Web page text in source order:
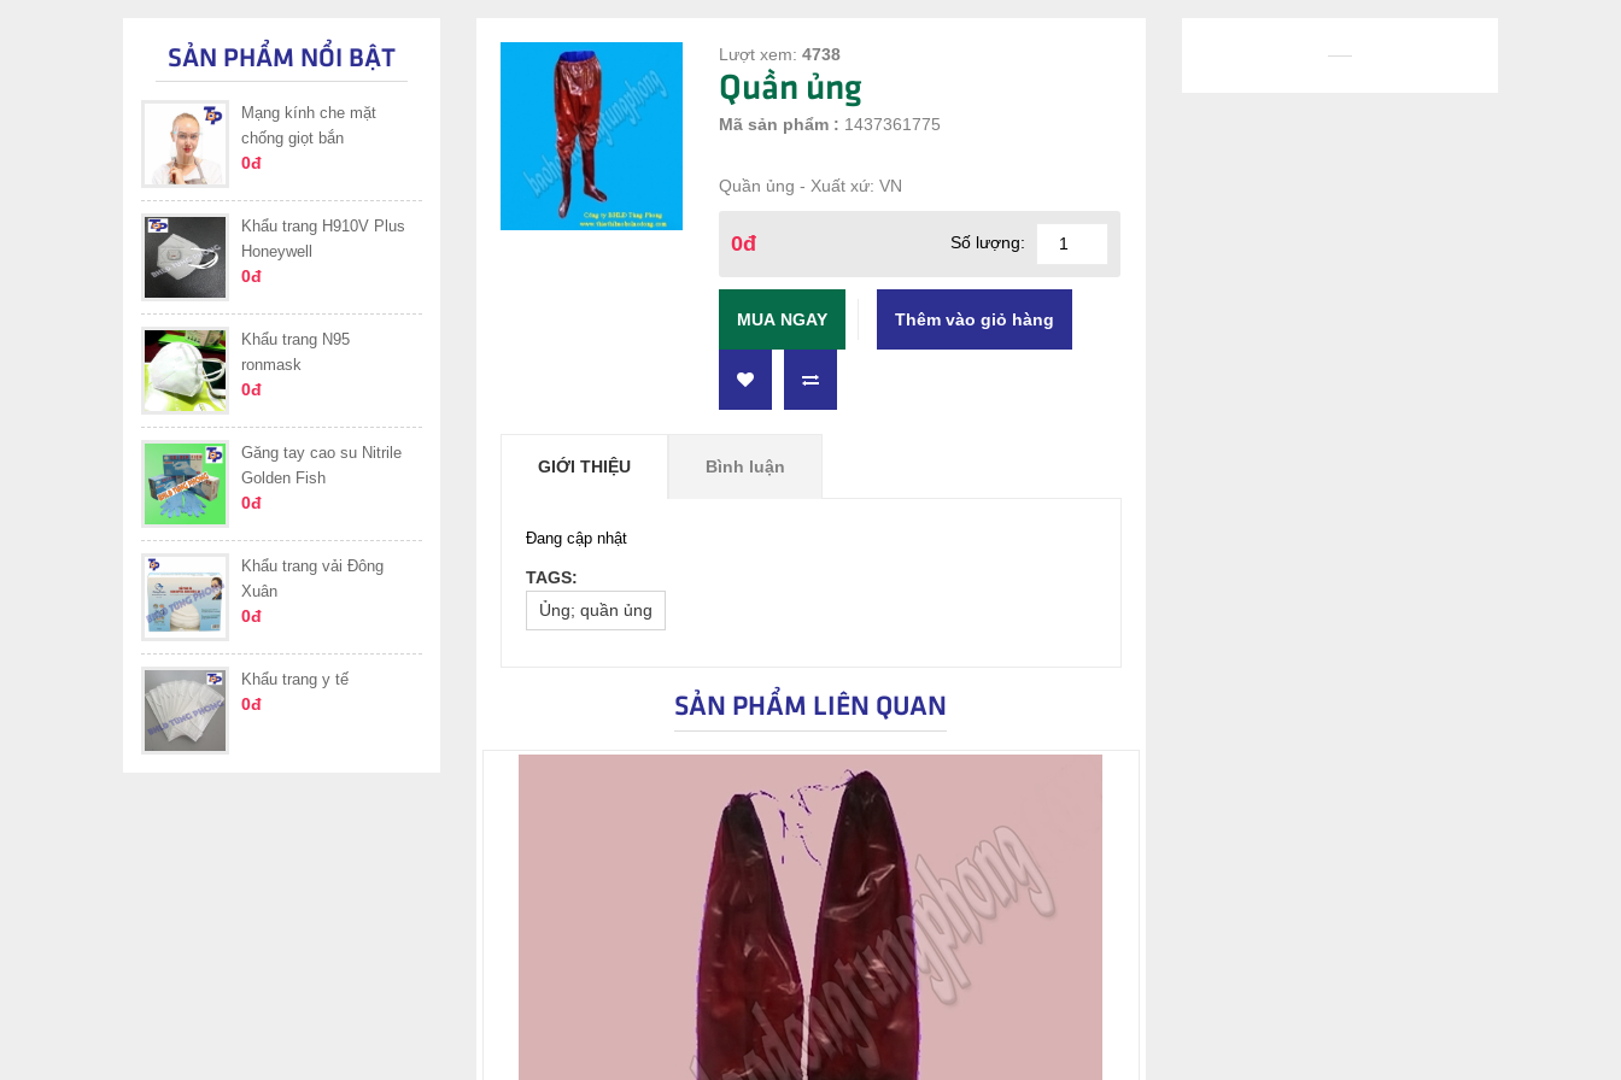
SẢN PHẨM NỔI BẬT
Mạng kính che mặt
chống giọt bắn
0đ
Khẩu trang H910V Plus
Honeywell
0đ
Khẩu trang N95
ronmask
0đ
Găng tay cao su Nitrile
Golden Fish
0đ
Khẩu trang vải Đông
Xuân
0đ
Khẩu trang y tế
0đ
Lượt xem:4738
Quần ủng
Mã sản phẩm : 1437361775
Quần ủng - Xuất xứ: VN
0đ Số lượng:
MUA NGAY
GIỚI THIỆU Bình luận
Đang cập nhật
TAGS:
Ủng; quần ủng
SẢN PHẨM LIÊN QUAN